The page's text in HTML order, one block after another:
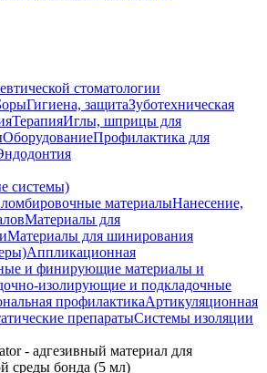
стоматологии
Гигиена, защитаЗуботехническая
ТерапияИглы, шприцы для
ОборудованиеПрофилактика для
системы)
материалыНанесение,
Материалы для
Материалы для шинирования
Аппликационная
и финирующие материалы и
изолирующие и подкладочные
профилактикаАртикуляционная
препаратыСистемы изоляции
- адгезивный материал для
среды бонда (5 мл)